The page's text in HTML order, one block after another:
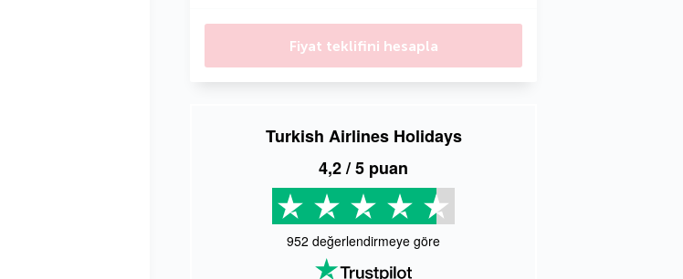
Fiyat teklifini hesapla
Turkish Airlines Holidays
4,2/ 5 puan
952 değerlendirmeye göre